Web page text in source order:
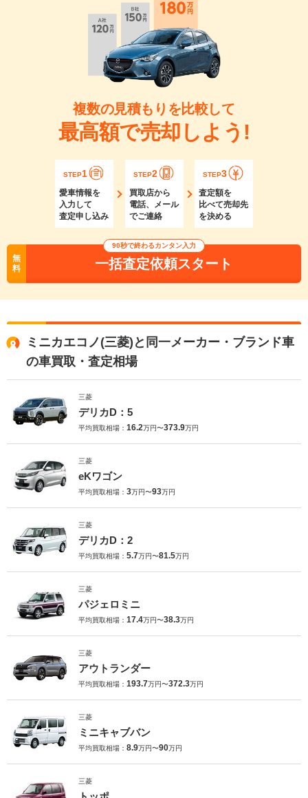
複数の見積もりを比較して
最高額で売却しよう!
STEP1
愛車情報を
入力して
査定申し込み
STEP2
買取店から
電話、メール
でご連絡
STEP3
査定額を
比べて売却先
を決める
無
料
90秒で終わるカンタン入力
一括査定依頼スタート
ミニカエコノ(三菱)と同一メーカー・ブランド車
の車買取・査定相場
三菱
デリカD：5
平均買取相場： 16.2万円〜373.9万円
三菱
eKワゴン
平均買取相場： 3万円〜93万円
三菱
デリカD：2
平均買取相場： 5.7万円〜81.5万円
三菱
パジェロミニ
平均買取相場： 17.4万円〜38.3万円
三菱
アウトランダー
平均買取相場： 193.7万円〜372.3万円
三菱
ミニキャブバン
平均買取相場： 8.9万円〜90万円
三菱